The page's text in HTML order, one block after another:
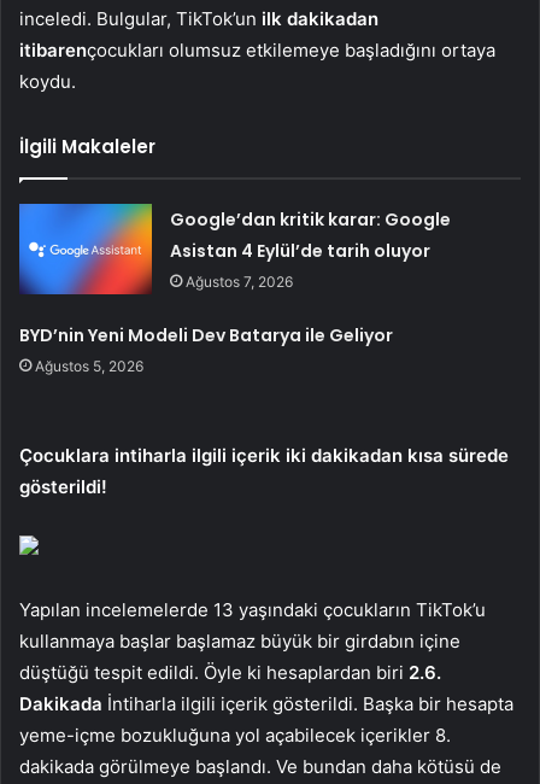
inceledi. Bulgular, TikTok’un ilk dakikadan
itibarençocukları olumsuz etkilemeye başladığını ortaya
koydu.
İlgili Makaleler
Google’dan kritik karar: Google
Asistan 4 Eylül’de tarih oluyor
Ağustos 7, 2026
BYD’nin Yeni Modeli Dev Batarya ile Geliyor
Ağustos 5, 2026
Çocuklara intiharla ilgili içerik iki dakikadan kısa sürede
gösterildi!
Yapılan incelemelerde 13 yaşındaki çocukların TikTok’u
kullanmaya başlar başlamaz büyük bir girdabın içine
düştüğü tespit edildi. Öyle ki hesaplardan biri 2.6.
Dakikada İntiharla ilgili içerik gösterildi. Başka bir hesapta
yeme-içme bozukluğuna yol açabilecek içerikler 8.
dakikada görülmeye başlandı. Ve bundan daha kötüsü de